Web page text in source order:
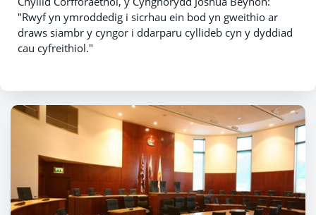
"Rwyf yn ymroddedig i sicrhau ein bod yn gweithio ar
draws siambr y cyngor i ddarparu cyllideb cyn y dyddiad
cau cyfreithiol."